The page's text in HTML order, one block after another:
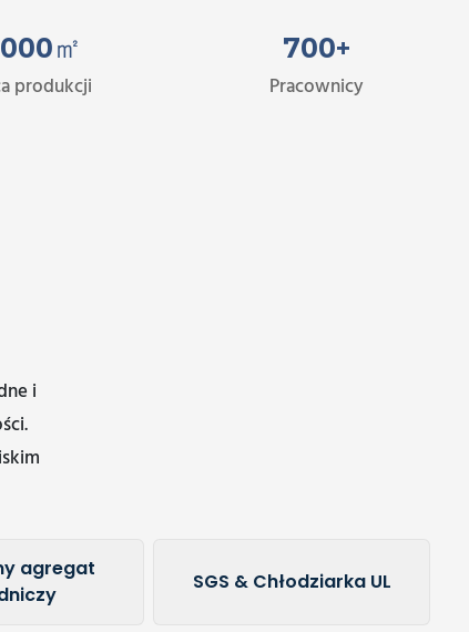
0㎡
produkcji
700+
Pracownicy
i
agregat
SGS & Chłodziarka UL